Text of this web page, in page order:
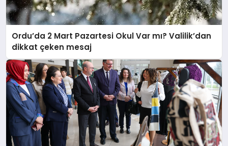
EKONOMI
HABERLER
MAGAZIN
Ordu’da 2 Mart Pazartesi Okul Var mı? Valilik’dan
dikkat çeken mesaj